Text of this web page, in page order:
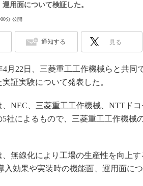
日本も
用面について検証した。
分 公開
通知する 見る
月22日、三菱重工工作機械らと共同
証実験について発表した。
NEC、三菱重工工作機械、NTTド
社によるもので、三菱重工工作機械
無線化により工場の生産性を向上す
入効果や実装時の機能面、運用面につ